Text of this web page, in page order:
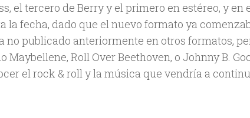
el tercero de Berry y el primero en estéreo, y
la fecha, dado que el nuevo formato ya
no publicado anteriormente en otros formatos,
Maybellene, Roll Over Beethoven, o Johnny B.
el rock & roll y la música que vendría a